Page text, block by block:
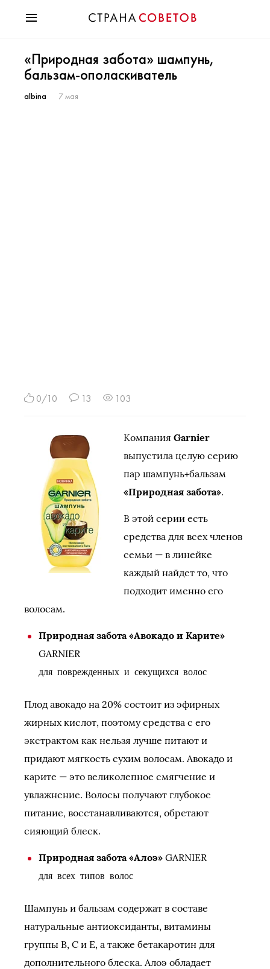
Мода
Звезды
Гороскопы
«Природная забота» шампунь,
бальзам-ополаскиватель
albina 7 мая
0/10 13 103
Компания Garnier
выпустила целую серию
пар шампунь+бальзам
«Природная забота».
В этой серии есть
средства для всех членов
семьи — в линейке
каждый найдет то, что
подходит именно его
волосам.
Природная забота «Авокадо и Карите»
GARNIER
для поврежденных и секущихся волос
Плод авокадо на 20% состоит из эфирных
жирных кислот, поэтому средства с его
экстрактом как нельзя лучше питают и
придают мягкость сухим волосам. Авокадо и
карите — это великолепное смягчение и
увлажнение. Волосы получают глубокое
питание, восстанавливаются, обретают
сияющий блеск.
Природная забота «Алоэ» GARNIER
для всех типов волос
Шампунь и бальзам содержат в составе
натуральные антиоксиданты, витамины
группы В, С и Е, а также бетакаротин для
дополнительного блеска. Алоэ обладает